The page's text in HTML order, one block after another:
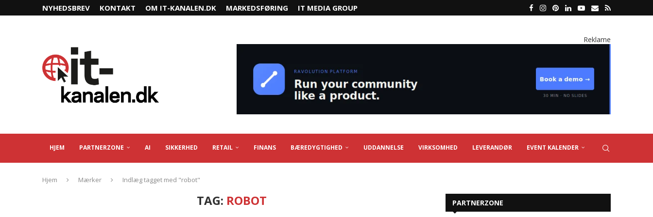
NYHEDSBREV KONTAKT OM IT-KANALEN.DK MARKEDSFØRING IT MEDIA GROUP
Reklame
HJEM PARTNERZONE AI SIKKERHED RETAIL FINANS BÆREDYGTIGHED UDDANNELSE VIRKSOMHED LEVERANDØR EVENT KALENDER
Hjem Mærker Indlæg tagget med "robot"
TAG: ROBOT PARTNERZONE